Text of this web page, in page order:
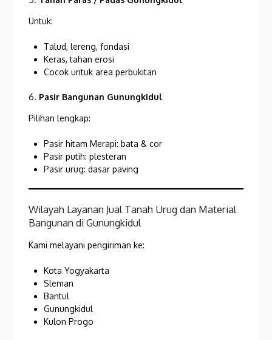
Untuk:
Talud, lereng, fondasi
Keras, tahan erosi
Cocok untuk area perbukitan
6. Pasir Bangunan Gunungkidul
Pilihan lengkap:
Pasir hitam Merapi: bata & cor
Pasir putih: plesteran
Pasir urug: dasar paving
Wilayah Layanan Jual Tanah Urug dan Material
Bangunan di Gunungkidul
Kami melayani pengiriman ke:
Kota Yogyakarta
Sleman
Bantul
Gunungkidul
Kulon Progo